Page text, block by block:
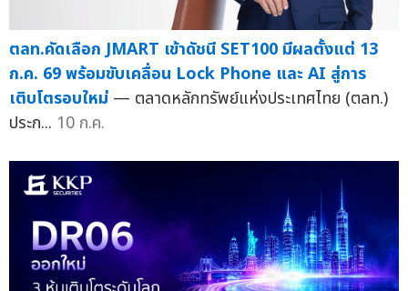
ตลท.คัดเลือก JMART เข้าดัชนี SET100 มีผลตั้งแต่ 13
ก.ค. 69 พร้อมขับเคลื่อน Lock Phone และ AI สู่การ
เติบโตรอบใหม่ — ตลาดหลักทรัพย์แห่งประเทศไทย (ตลท.)
ประก... 10 ก.ค.